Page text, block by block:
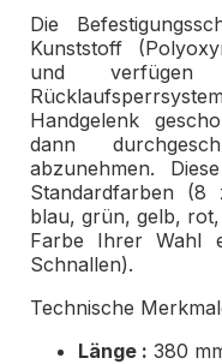
Die
Kunststoff
und verfügen
Handgelenk
dann
abzunehmen.
Standardfarben
blau, grün, gelb,
Farbe Ihrer Wahl
Schnallen).
Technische
Länge : 380